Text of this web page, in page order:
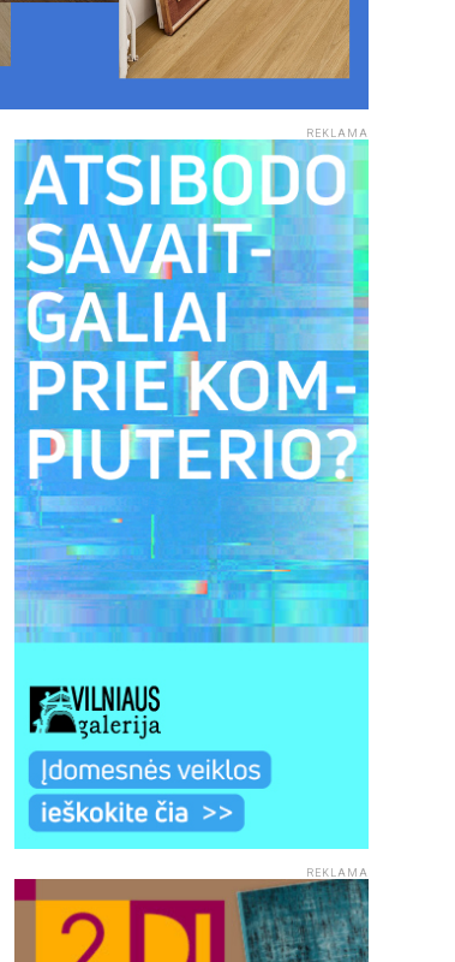
REKLAMA
REKLAMA